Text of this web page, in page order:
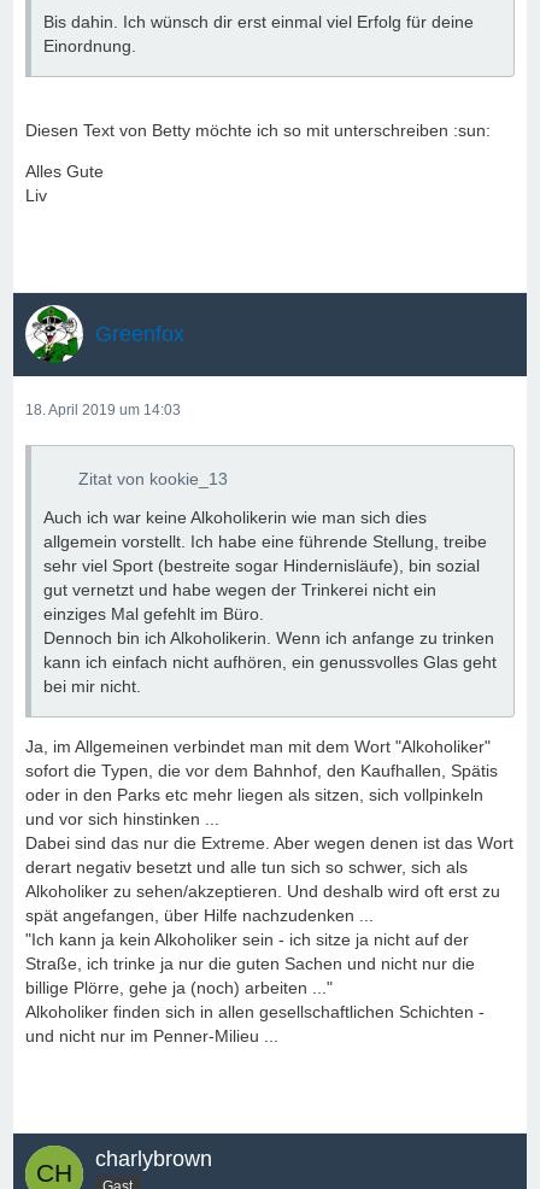
Bis dahin. Ich wünsch dir erst einmal viel Erfolg für deine
Einordnung.
Diesen Text von Betty möchte ich so mit unterschreiben :sun:
Alles Gute
Liv
Greenfox
18. April 2019 um 14:03
Zitat von kookie_13
Auch ich war keine Alkoholikerin wie man sich dies
allgemein vorstellt. Ich habe eine führende Stellung, treibe
sehr viel Sport (bestreite sogar Hindernisläufe), bin sozial
gut vernetzt und habe wegen der Trinkerei nicht ein
einziges Mal gefehlt im Büro.
Dennoch bin ich Alkoholikerin. Wenn ich anfange zu trinken
kann ich einfach nicht aufhören, ein genussvolles Glas geht
bei mir nicht.
Ja, im Allgemeinen verbindet man mit dem Wort "Alkoholiker"
sofort die Typen, die vor dem Bahnhof, den Kaufhallen, Spätis
oder in den Parks etc mehr liegen als sitzen, sich vollpinkeln
und vor sich hinstinken ...
Dabei sind das nur die Extreme. Aber wegen denen ist das Wort
derart negativ besetzt und alle tun sich so schwer, sich als
Alkoholiker zu sehen/akzeptieren. Und deshalb wird oft erst zu
spät angefangen, über Hilfe nachzudenken ...
"Ich kann ja kein Alkoholiker sein - ich sitze ja nicht auf der
Straße, ich trinke ja nur die guten Sachen und nicht nur die
billige Plörre, gehe ja (noch) arbeiten ..."
Alkoholiker finden sich in allen gesellschaftlichen Schichten -
und nicht nur im Penner-Milieu ...
charlybrown